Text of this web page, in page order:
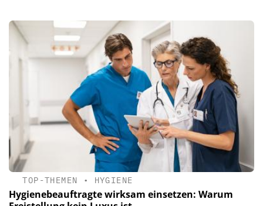
TOP-THEMEN • HYGIENE
Hygienebeauftragte wirksam einsetzen: Warum